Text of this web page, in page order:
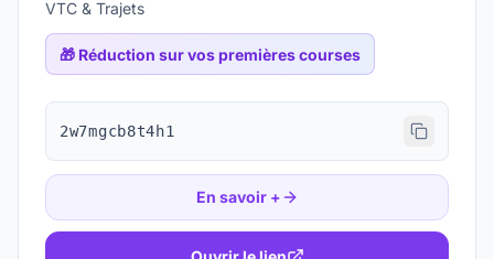
VTC & Trajets
🎁 Réduction sur vos premières courses
2w7mgcb8t4h1
En savoir +